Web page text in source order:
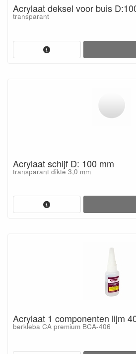
Acrylaat deksel voor buis
transparant
Acrylaat schijf D: 100 mm
transparant dikte 3,0 mm
Acrylaat 1 componenten lijm
berkleba CA premium BCA-406